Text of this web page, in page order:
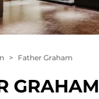
> Father Graham
GRAHAM